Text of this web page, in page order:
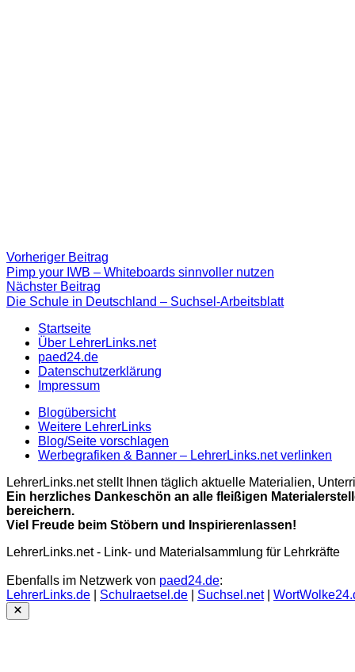
Beitragsnavigation
Vorheriger Beitrag
Beitrag:
Pimp your IWB – Whiteboards sinnvoller nutzen
Nächster Beitrag
Beitrag
Die Schule in Deutschland – Suchsel-Arbeitsblatt
Startseite
Über LehrerLinks.net
paed24.de
Datenschutzerklärung
Impressum
Blogübersicht
Weitere LehrerLinks
Blog/Seite vorschlagen
Werbegrafiken & Banner – LehrerLinks.net verlinken
LehrerLinks.net stellt Ihnen täglich aktuelle Materialien,
Ein herzliches Dankeschön an alle fleißigen
bereichern.
Viel Freude beim Stöbern und Inspirierenlassen!
LehrerLinks.net - Link- und Materialsammlung für Lehrkräfte
Ebenfalls im Netzwerk von paed24.de:
LehrerLinks.de
Schulraetsel.de Suchsel.net|
Close